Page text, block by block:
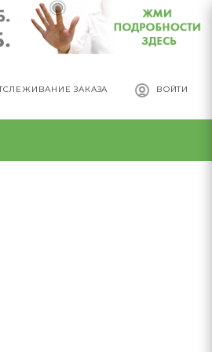
ЗАКАЗА ВОЙТИ